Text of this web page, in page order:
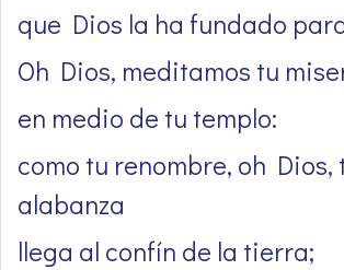
que Dios la ha fundado
Oh Dios, meditamos tu
en medio de tu templo:
como tu renombre, oh Dios,
alabanza
llega al confín de la tierra;